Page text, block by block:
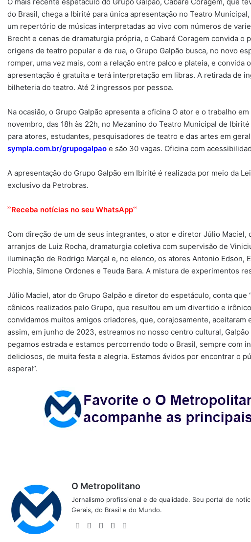
do Brasil, chega a Ibirité para única apresentação no Teatro
um repertório de músicas interpretadas ao vivo com números de
Brecht e cenas de dramaturgia própria, o Cabaré Coragem convida o
origens de teatro popular e de rua, o Grupo Galpão busca, no novo
romper, uma vez mais, com a relação entre palco e plateia, e convida
apresentação é gratuita e terá interpretação em libras. A retirada de
bilheteria do teatro. Até 2 ingressos por pessoa.
Na ocasião, o Grupo Galpão apresenta a oficina O ator e o trabalho
novembro, das 18h às 22h, no Mezanino do Teatro Municipal de
para atores, estudantes, pesquisadores de teatro e das artes em
sympla.com.br/grupogalpao e são 30 vagas. Oficina com
A apresentação do Grupo Galpão em Ibirité é realizada por meio da
exclusivo da Petrobras.
˃˃Receba notícias no seu WhatsApp˂˂
Com direção de um de seus integrantes, o ator e diretor Júlio
arranjos de Luiz Rocha, dramaturgia coletiva com supervisão de
iluminação de Rodrigo Marçal e, no elenco, os atores Antonio Edson,
Picchia, Simone Ordones e Teuda Bara. A mistura de experimentos
Júlio Maciel, ator do Grupo Galpão e diretor do espetáculo, conta
cênicos realizados pelo Grupo, que resultou em um divertido e
convidamos muitos amigos criadores, que, corajosamente, aceitaram
assim, em junho de 2023, estreamos no nosso centro cultural,
pegamos estrada e estamos percorrendo todo o Brasil, sempre com
deliciosos, de muita festa e alegria. Estamos ávidos por encontrar o
espera!”.
O Metropolitano
Jornalismo profissional e de qualidade. Seu portal de
Gerais, do Brasil e do Mundo.
WebsiteFacebook
X YouTube